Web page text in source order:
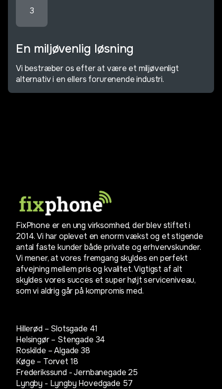
3
En miljøvenlig løsning
Vi bestræber os efter at være et miljøvenligt
alternativ i en ellers forurenende industri.
FixPhone er en ung virksomhed, der blev stiftet i
2014. Vi har oplevet en enorm vækst og et stigende
antal faste kunder både private og erhvervskunder.
Vi mener, at vores fremgang skyldes en perfekt
afvejning mellem pris og kvalitet. Vigtigst af alt
skyldes vores succes et super højt serviceniveau,
som vi aldrig går på kompromis med.
Hillerød – Slotsgade 41
Helsingør – Stengade 34
Roskilde – Algade 38
Køge – Torvet 18
Frederikssund - Jernbanegade 25
Lyngby - Lyngby Hovedgade 57